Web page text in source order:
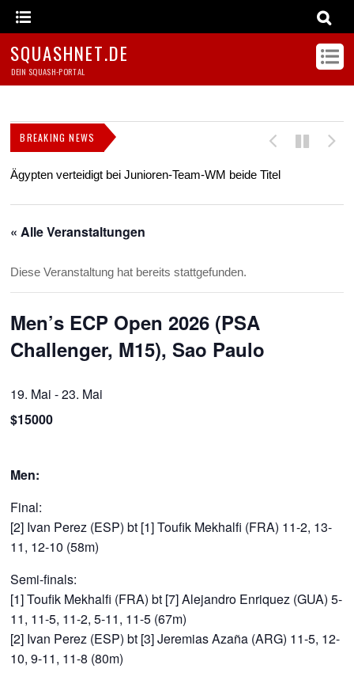
SQUASHNET.DE
DEIN SQUASH-PORTAL
BREAKING NEWS
Ägypten verteidigt bei Junioren-Team-WM beide Titel
« Alle Veranstaltungen
Diese Veranstaltung hat bereits stattgefunden.
Men’s ECP Open 2026 (PSA
Challenger, M15), Sao Paulo
19. Mai -23. Mai
$15000
Men:
Final:
[2] Ivan Perez (ESP) bt [1] Toufik Mekhalfi (FRA) 11-2, 13-
11, 12-10 (58m)
Semi-finals:
[1] Toufik Mekhalfi (FRA) bt [7] Alejandro Enriquez (GUA) 5-
11, 11-5, 11-2, 5-11, 11-5 (67m)
[2] Ivan Perez (ESP) bt [3] Jeremias Azaña (ARG) 11-5, 12-
10, 9-11, 11-8 (80m)